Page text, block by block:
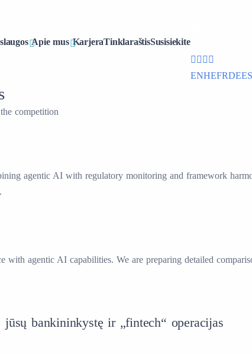
Apie mus KarjeraTinklaraštisSusisiekite+91 (832) 297
ENHEFRDEES
competition
agentic AI with regulatory monitoring and framework
with agentic AI capabilities. We are preparing detailed
bankininkystę ir „fintech“ operacijas